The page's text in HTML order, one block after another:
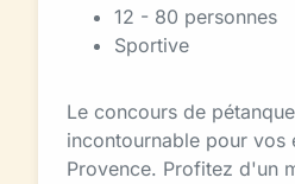
12 - 80 personnes
Sportive
Le concours de
incontournable pour vos
Provence. Profitez d'un